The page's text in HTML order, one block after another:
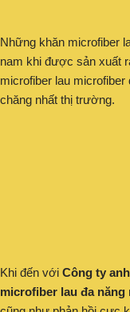
Những khăn microfiber
nam khi được sản xuất
microfiber lau microfiber
chăng nhất thị trường.
Khi đến với Công ty
microfiber lau đa năng